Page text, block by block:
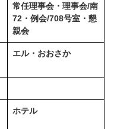
常任理事会・理事会/南
72・例会/708号室・懇
親会
エル・おおさか
ホテル